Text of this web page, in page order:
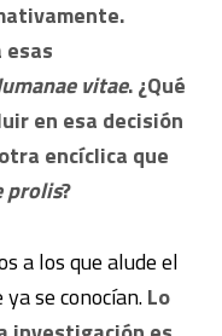
vitae. ¿Qué
en esa decisión
encíclica que
prolis?
a los que alude el
se conocían.Lo